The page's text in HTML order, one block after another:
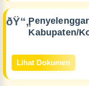
Kabupaten/
Lihat Dokumen